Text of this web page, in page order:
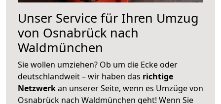
Unser Service für Ihren Umzug
von Osnabrück nach
Waldmünchen
Sie wollen umziehen? Ob um die Ecke oder
deutschlandweit – wir haben das richtige
Netzwerkan unserer Seite, wenn es Umzüge von
Osnabrück nach Waldmünchen geht! Wenn Sie